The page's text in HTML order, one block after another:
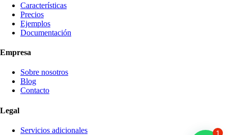
Características
Precios
Ejemplos
Documentación
Empresa
Sobre nosotros
Blog
Contacto
Legal
Servicios adicionales 1